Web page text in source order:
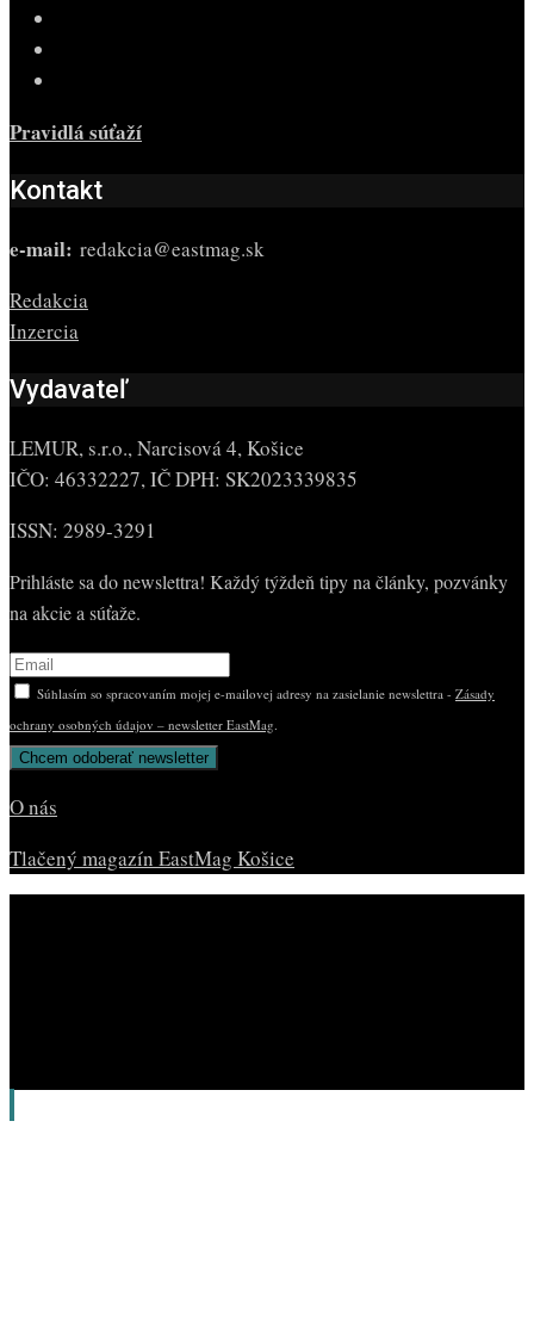
Pravidlá súťaží
Kontakt
e-mail: redakcia@eastmag.sk
Redakcia
Inzercia
Vydavateľ
LEMUR, s.r.o., Narcisová 4, Košice
IČO: 46332227, IČ DPH: SK2023339835
ISSN: 2989-3291
Prihláste sa do newslettra! Každý týždeň tipy na články, pozvánky
na akcie a súťaže.
Súhlasím so spracovaním mojej e-mailovej adresy na zasielanie newslettra - Zásady
ochrany osobných údajov – newsletter EastMag
O nás
Tlačený magazín EastMag Košice